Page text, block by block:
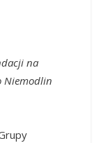
na
Niemodlin